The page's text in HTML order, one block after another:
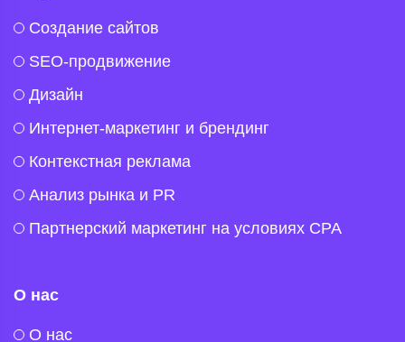
Создание сайтов
SEO-продвижение
Дизайн
Интернет-маркетинг и брендинг
Контекстная реклама
Анализ рынка и PR
Партнерский маркетинг на условиях CPA
О нас
O нас